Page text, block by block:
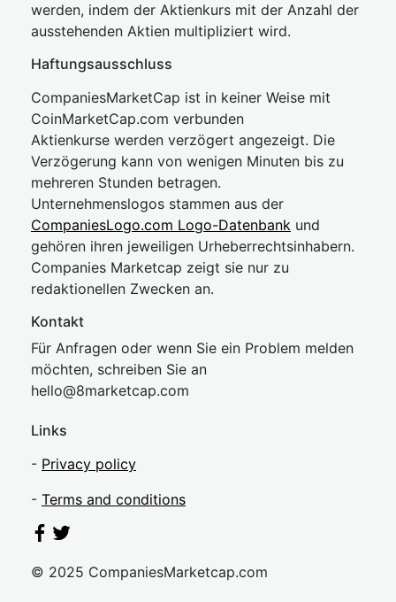
werden, indem der Aktienkurs mit der Anzahl der
ausstehenden Aktien multipliziert wird.
Haftungsausschluss
CompaniesMarketCap ist in keiner Weise mit
CoinMarketCap.com verbunden
Aktienkurse werden verzögert angezeigt. Die
Verzögerung kann von wenigen Minuten bis zu
mehreren Stunden betragen.
Unternehmenslogos stammen aus der
CompaniesLogo.com Logo-Datenbank und
gehören ihren jeweiligen Urheberrechtsinhabern.
Companies Marketcap zeigt sie nur zu
redaktionellen Zwecken an.
Kontakt
Für Anfragen oder wenn Sie ein Problem melden
möchten, schreiben Sie an
hello@8marketcap.com
Links
- Privacy policy
- Terms and conditions
© 2025 CompaniesMarketcap.com